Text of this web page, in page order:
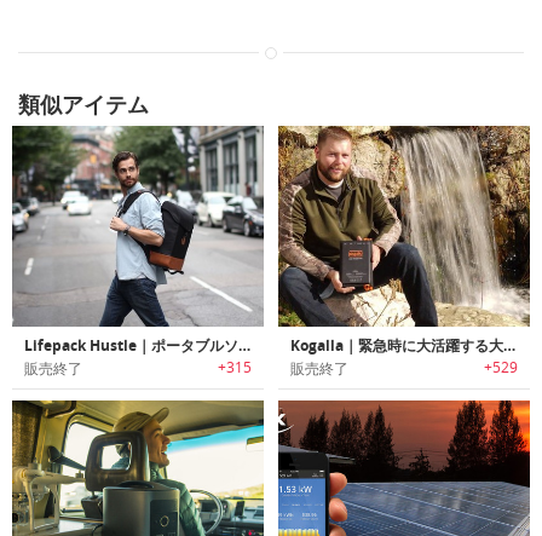
類似アイテム
Lifepack Hustle｜ポータブルソーラーチャージャー/セキュリティ機能搭載バックパック「ライフパックハッスル」
販売終了 +315
Kogalla｜緊急時に大活躍する大容量ポータブル太陽光発電パワーバンク「コガーラ」
販売終了 +529